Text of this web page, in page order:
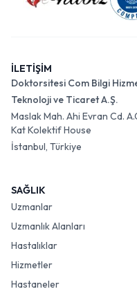
İLETİŞİM
Doktorsitesi Com Bilgi
Teknoloji ve Ticaret A.Ş.
Maslak Mah. Ahi Evran Cd.
Kat Kolektif House
İstanbul, Türkiye
SAĞLIK
Uzmanlar
Uzmanlık Alanları
Hastalıklar
Hizmetler
Hastaneler